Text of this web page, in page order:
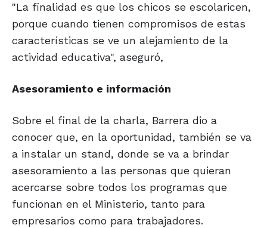
"La finalidad es que los chicos se escolaricen,
porque cuando tienen compromisos de estas
características se ve un alejamiento de la
actividad educativa", aseguró,
Asesoramiento e información
Sobre el final de la charla, Barrera dio a
conocer que, en la oportunidad, también se va
a instalar un stand, donde se va a brindar
asesoramiento a las personas que quieran
acercarse sobre todos los programas que
funcionan en el Ministerio, tanto para
empresarios como para trabajadores.